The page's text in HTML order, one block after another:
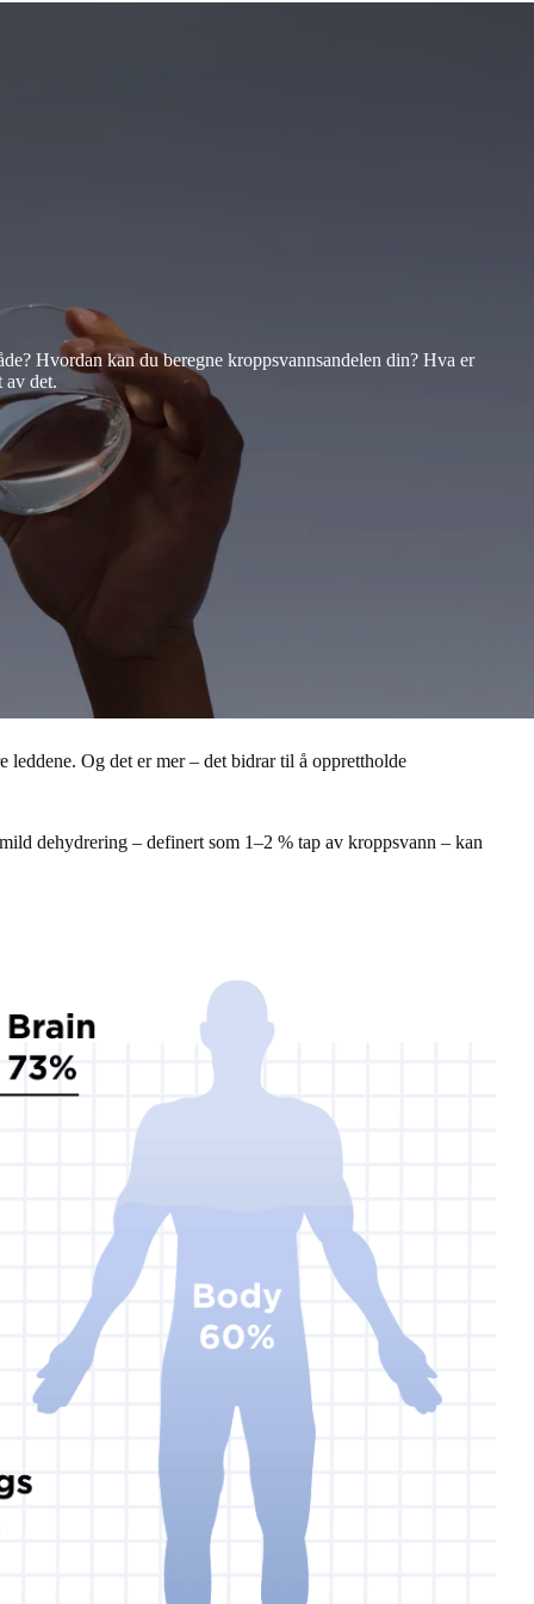
Hvordan kan du beregne kroppsvannsandelen din? Hva er
av det.
leddene. Og det er mer – det bidrar til å opprettholde
dehydrering – definert som 1–2 % tap av kroppsvann – kan